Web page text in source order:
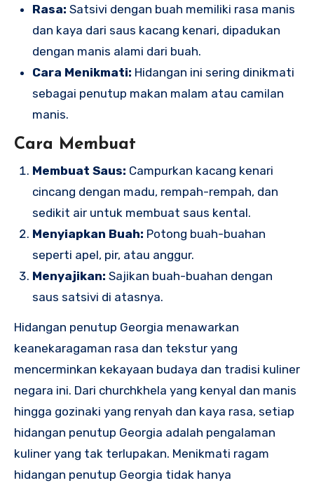
Rasa: Satsivi dengan buah memiliki rasa manis
dan kaya dari saus kacang kenari, dipadukan
dengan manis alami dari buah.
Cara Menikmati: Hidangan ini sering dinikmati
sebagai penutup makan malam atau camilan
manis.
Cara Membuat
Membuat Saus: Campurkan kacang kenari
cincang dengan madu, rempah-rempah, dan
sedikit air untuk membuat saus kental.
Menyiapkan Buah: Potong buah-buahan
seperti apel, pir, atau anggur.
Menyajikan: Sajikan buah-buahan dengan
saus satsivi di atasnya.
Hidangan penutup Georgia menawarkan
keanekaragaman rasa dan tekstur yang
mencerminkan kekayaan budaya dan tradisi kuliner
negara ini. Dari churchkhela yang kenyal dan manis
hingga gozinaki yang renyah dan kaya rasa, setiap
hidangan penutup Georgia adalah pengalaman
kuliner yang tak terlupakan. Menikmati ragam
hidangan penutup Georgia tidak hanya